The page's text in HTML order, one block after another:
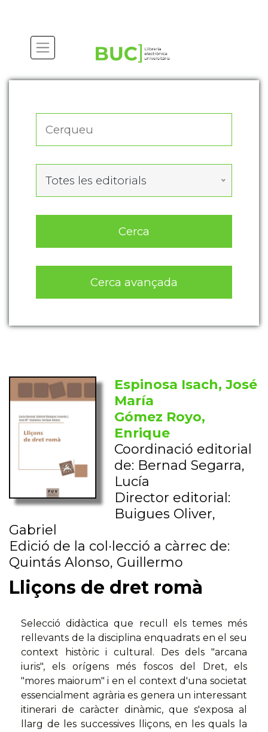
Totes les editorials
Cerca
Cerca avançada
Espinosa Isach, José
María
Gómez Royo,
Enrique
Coordinació editorial
de: Bernad Segarra,
Lucía
Director editorial:
Buigues Oliver,
Gabriel
Edició de la col·lecció a càrrec de:
Quintás Alonso, Guillermo
Lliçons de dret romà
Selecció didàctica que recull els temes més
rellevants de la disciplina enquadrats en el seu
context històric i cultural. Des dels "arcana
iuris", els orígens més foscos del Dret, els
"mores maiorum" i en el context d'una societat
essencialment agrària es genera un interessant
itinerari de caràcter dinàmic, que s'exposa al
llarg de les successives lliçons, en les quals la